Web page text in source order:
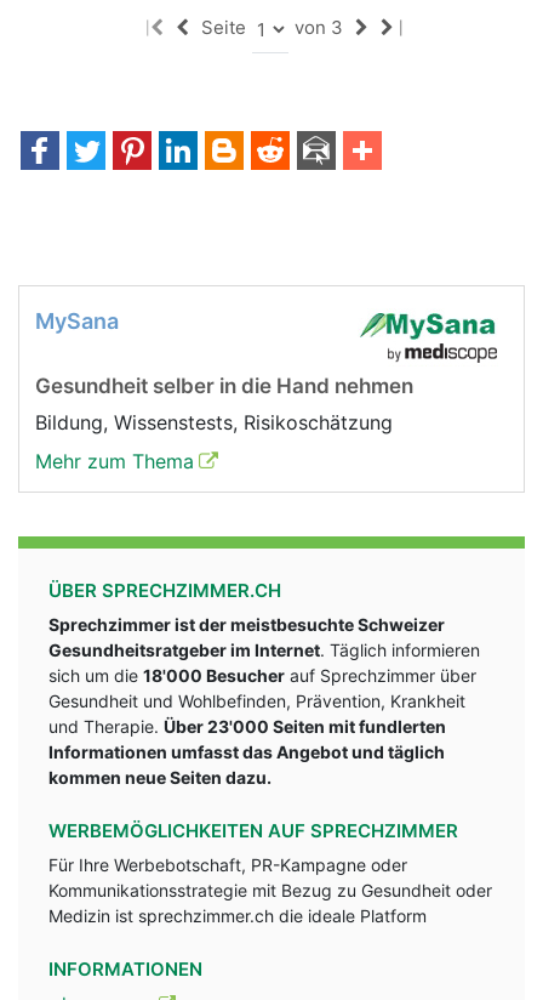
Seite von 3
MySana
Gesundheit selber in die Hand nehmen
Bildung, Wissenstests, Risikoschätzung
Mehr zum Thema
ÜBER SPRECHZIMMER.CH
Sprechzimmer ist der meistbesuchte Schweizer
Gesundheitsratgeber im Internet. Täglich informieren
sich um die 18'000 Besucher auf Sprechzimmer über
Gesundheit und Wohlbefinden, Prävention, Krankheit
und Therapie. Über 23'000 Seiten mit fundlerten
Informationen umfasst das Angebot und täglich
kommen neue Seiten dazu.
WERBEMÖGLICHKEITEN AUF SPRECHZIMMER
Für Ihre Werbebotschaft, PR-Kampagne oder
Kommunikationsstrategie mit Bezug zu Gesundheit oder
Medizin ist sprechzimmer.ch die ideale Platform
INFORMATIONEN